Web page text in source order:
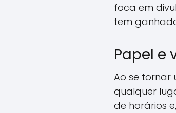
foca em
tem
Papel e
Ao se tornar
qualquer
de horários